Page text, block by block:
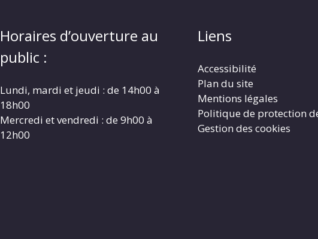
Horaires d’ouverture au
public :
Lundi, mardi et jeudi : de 14h00 à
18h00
Mercredi et vendredi : de 9h00 à
12h00
Liens
Accessibilité
Plan du site
Mentions légales
Politique de protection
Gestion des cookies